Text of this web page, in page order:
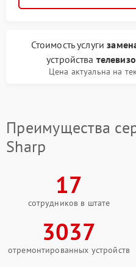
Стоимость услуги
устройства
Цена актуальна на
Преимущества
Sharp
17
сотрудников в штате
3037
отремонтированных устройств